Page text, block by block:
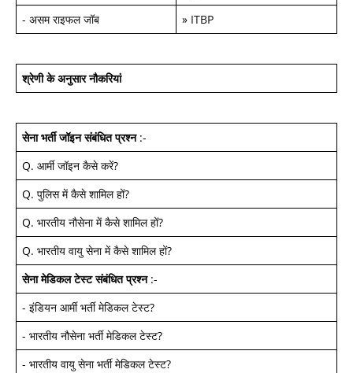
- असम राइफल जॉब » ITBP
श्रेणी के अनुसार नौकरियां
सेना भर्ती जॉइन संबंधित प्रश्न:-
Q. आर्मी जॉइन कैसे करें?
Q. पुलिस में कैसे शामिल हों?
Q. भारतीय नौसेना में कैसे शामिल हों?
Q. भारतीय वायु सेना में कैसे शामिल हों?
सेना मेडिकल टेस्ट संबंधित प्रश्न:-
- इंडियन आर्मी भर्ती मेडिकल टेस्ट?
- भारतीय नौसेना भर्ती मेडिकल टेस्ट?
- भारतीय वायु सेना भर्ती मेडिकल टेस्ट?